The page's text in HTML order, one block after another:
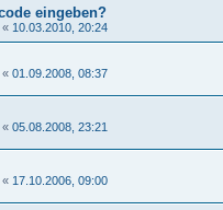
eingeben?
« 10.03.2010, 20:24
« 01.09.2008, 08:37
« 05.08.2008, 23:21
« 17.10.2006, 09:00